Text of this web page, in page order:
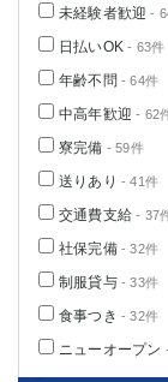
未経験者歓迎 -
日払いOK - 63件
年齢不問 - 64件
中高年歓迎 - 62
寮完備 - 59件
送りあり - 41件
交通費支給 - 37
社保完備- 32件
制服貸与- 33件
食事つき - 32件
ニューオープン